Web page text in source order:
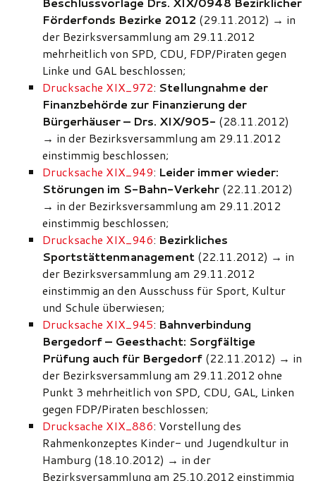
Förderfonds Bezirke 2012 (29.11.2012) → in
der Bezirksversammlung am 29.11.2012
mehrheitlich von SPD, CDU, FDP/Piraten gegen
Linke und GAL beschlossen;
Drucksache XIX_972: Stellungnahme der
Finanzbehörde zur Finanzierung der
Bürgerhäuser – Drs. XIX/905- (28.11.2012)
→ in der Bezirksversammlung am 29.11.2012
einstimmig beschlossen;
Drucksache XIX_949: Leider immer wieder:
Störungen im S-Bahn-Verkehr (22.11.2012)
→ in der Bezirksversammlung am 29.11.2012
einstimmig beschlossen;
Drucksache XIX_946: Bezirkliches
Sportstättenmanagement (22.11.2012) → in
der Bezirksversammlung am 29.11.2012
einstimmig an den Ausschuss für Sport, Kultur
und Schule überwiesen;
Drucksache XIX_945: Bahnverbindung
Bergedorf – Geesthacht: Sorgfältige
Prüfung auch für Bergedorf (22.11.2012) → in
der Bezirksversammlung am 29.11.2012 ohne
Punkt 3 mehrheitlich von SPD, CDU, GAL, Linken
gegen FDP/Piraten beschlossen;
Drucksache XIX_886: Vorstellung des
Rahmenkonzeptes Kinder- und Jugendkultur in
Hamburg (18.10.2012) → in der
Bezirksversammlung am 25.10.2012 einstimmig